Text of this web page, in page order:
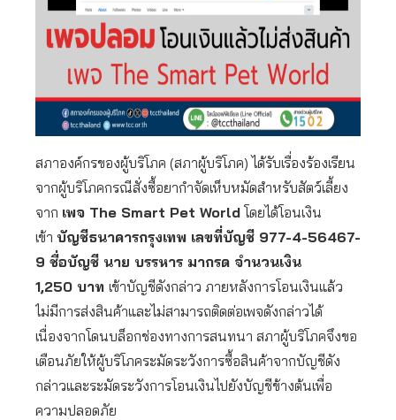
สภาองค์กรของผู้บริโภค (สภาผู้บริโภค) ได้รับเรื่องร้องเรียน
จากผู้บริโภคกรณีสั่งซื้อยากำจัดเห็บหมัดสำหรับสัตว์เลี้ยง
จาก เพจ The Smart Pet World โดยได้โอนเงิน
เข้า บัญชีธนาคารกรุงเทพ เลขที่บัญชี 977-4-56467-
9 ชื่อบัญชี นาย บรรหาร มากรด จำนวนเงิน
1,250 บาท เข้าบัญชีดังกล่าว ภายหลังการโอนเงินแล้ว
ไม่มีการส่งสินค้าและไม่สามารถติดต่อเพจดังกล่าวได้
เนื่องจากโดนบล็อกช่องทางการสนทนา สภาผู้บริโภคจึงขอ
เตือนภัยให้ผู้บริโภคระมัดระวังการซื้อสินค้าจากบัญชีดัง
กล่าวและระมัดระวังการโอนเงินไปยังบัญชีข้างต้นเพื่อ
ความปลอดภัย